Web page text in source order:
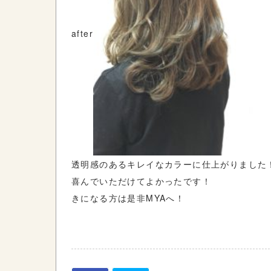
after
透明感のあるキレイなカラーに仕上がりました
喜んでいただけてよかったです！
きになる方は是非MYAへ！